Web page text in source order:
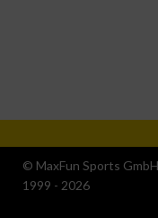
© MaxFun Sports GmbH
1999 - 2026
Werbung